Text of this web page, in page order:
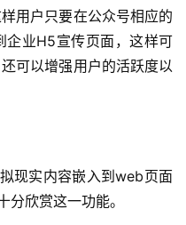
用户只要在公众号相应的
企业H5宣传页面，这样可
可以增强用户的活跃度以
现实内容嵌入到web页面
欣赏这一功能。